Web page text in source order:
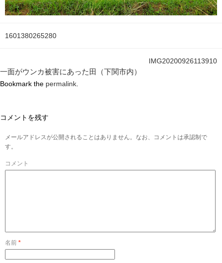
1601380265280
IMG20200926113910
一面がウンカ被害にあった田（下関市内）
Bookmark the permalink
コメントを残す
メールアドレスが公開されることはありません。なお、コメントは承認制で
す。
コメント
名前 *